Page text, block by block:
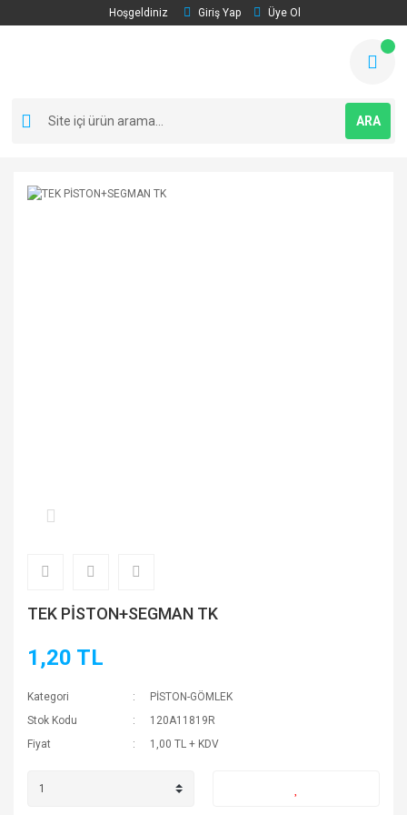
Hoşgeldiniz Giriş Yap Üye Ol
ARA
TEK PİSTON+SEGMAN TK
1,20 TL
Kategori
PİSTON-GÖMLEK
Stok Kodu
120A11819R
Fiyat
1,00 TL + KDV